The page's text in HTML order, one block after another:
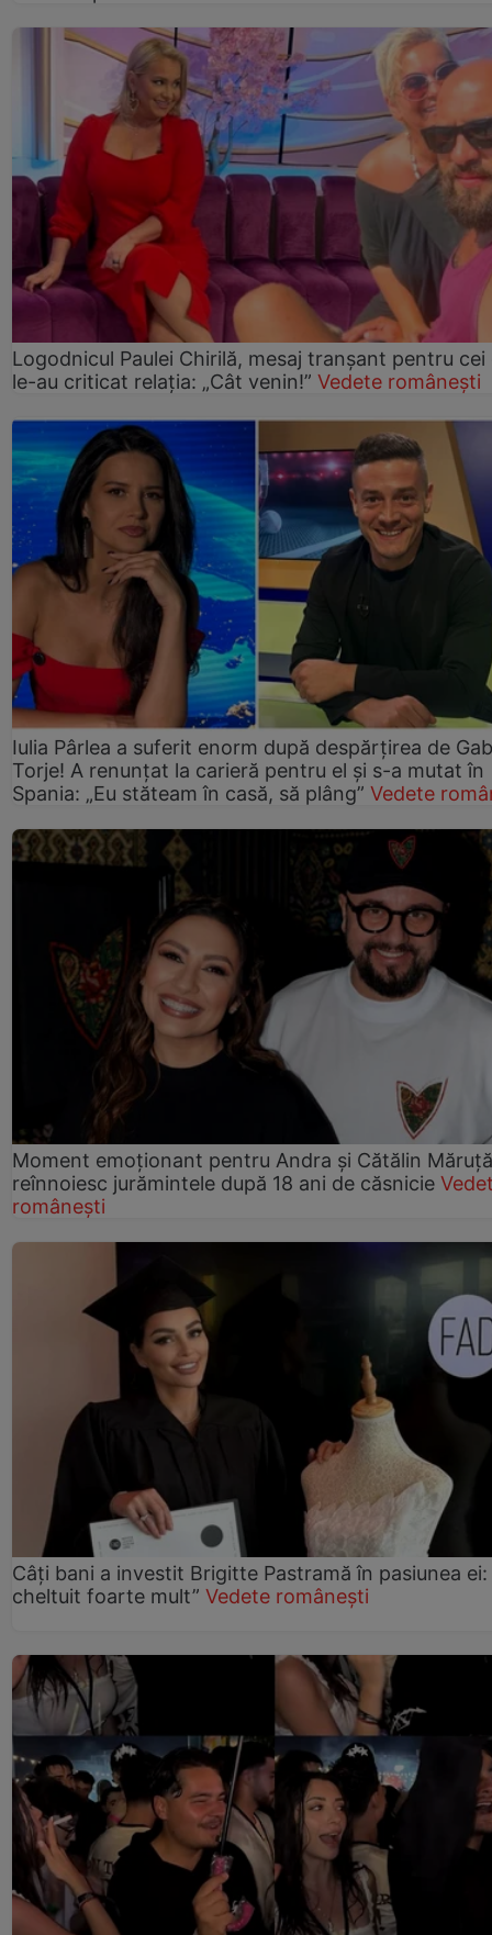
Logodnicul Paulei Chirilă, mesaj tranșant pentru cei
le-au criticat relația: „Cât venin!” Vedete românești
Iulia Pârlea a suferit enorm după despărțirea de
Torje! A renunțat la carieră pentru el și s-a mutat în
Spania: „Eu stăteam în casă, să plâng” Vedete
Moment emoționant pentru Andra și Cătălin
reînnoiesc jurămintele după 18 ani de căsnicie
românești
Câți bani a investit Brigitte Pastramă în pasiunea ei:
cheltuit foarte mult” Vedete românești